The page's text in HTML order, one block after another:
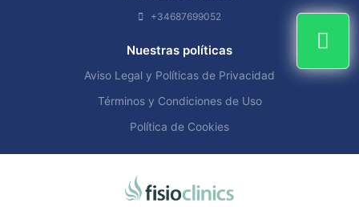
+34687699052
Nuestras políticas
Aviso Legal y Políticas de Privacidad
Términos y Condiciones de Uso
Política de Cookies